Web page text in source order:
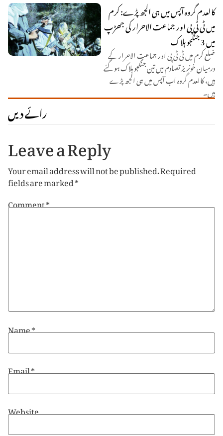
کالعدم گروہ آپس میں ہی الجھ پڑے: کرم
میں ٹی ٹی پی اور جماعت الاحرار کی جھڑپ
میں 3 جنگجو ہلاک
ضلع کرم میں ٹی ٹی پی اور جماعت الاحرار کے
درمیان خونریز تصادم میں تین جنگجو ہلاک ہو گئے
ہیں، کالعدم گروہ اب آپس میں ہی الجھ پڑے
ہیں۔
رائے دیں
Leave a Reply
Your email address will not be published.Required
fields are marked*
Comment*
Name*
Email*
Website